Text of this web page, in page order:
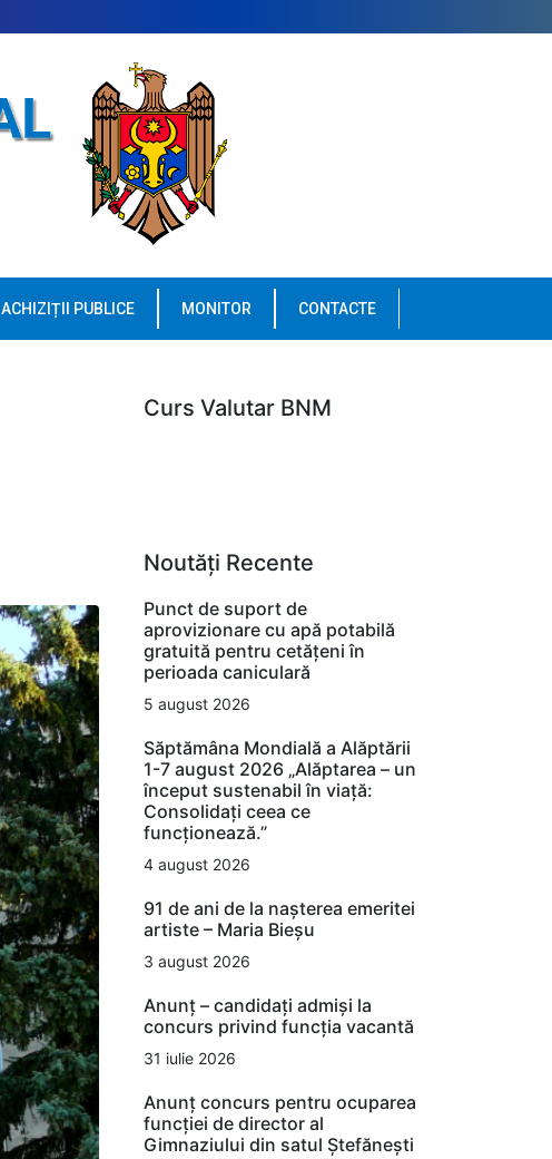
ACHIZIȚII PUBLICE MONITOR CONTACTE
Curs Valutar BNM
Noutăți Recente
Punct de suport de
aprovizionare cu apă potabilă
gratuită pentru cetățeni în
perioada caniculară
5 august 2026
Săptămâna Mondială a Alăptării
1-7 august 2026 „Alăptarea – un
început sustenabil în viață:
Consolidați ceea ce
funcționează.”
4 august 2026
91 de ani de la nașterea emeritei
artiste – Maria Bieșu
3 august 2026
Anunț – candidați admiși la
concurs privind funcția vacantă
31 iulie 2026
Anunț concurs pentru ocuparea
funcției de director al
Gimnaziului din satul Ștefănești